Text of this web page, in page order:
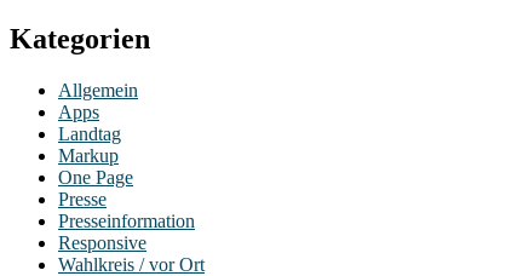
Kategorien
Allgemein
Apps
Landtag
Markup
One Page
Presse
Presseinformation
Responsive
Wahlkreis / vor Ort